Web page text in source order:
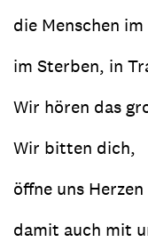
die Menschen
im Sterben, in
Wir hören das
Wir bitten dich,
öffne uns
damit auch mit